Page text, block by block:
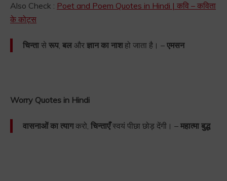
Also Check : Poet and Poem Quotes in Hindi | कवि – कविता
के कोट्स
चिन्तासे रूप, बल और ज्ञान का नाशहो जाता है। – एमसन
Worry Quotes in Hindi
वासनाओं का त्यागकरो, चिन्ताएँस्वयं पीछा छोड़ देंगी। – महात्मा बुद्ध